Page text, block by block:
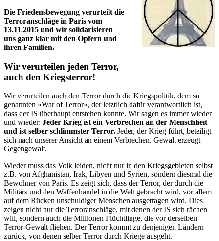
Die Friedensbewegung verurteilt die
Terroranschläge in Paris vom
13.11.2015 und wir solidarisieren
uns ganz klar mit den Opfern und
ihren Familien.
Wir verurteilen jeden Terror,
auch den Kriegsterror!
Wir verurteilen auch den Terror durch die Kriegspolitik, dem so
genannten »War of Terror«, der letztlich dafür verantwortlich ist,
dass der IS überhaupt entstehen konnte. Wir sagen es immer wieder
und wieder: Jeder Krieg ist ein Verbrechen an der Menschheit
und ist selber schlimmster Terror. Jeder, der Krieg führt, beteiligt
sich nach unserer Ansicht an einem Verbrechen. Gewalt erzeugt
Gegengewalt.
Wieder muss das Volk leiden, nicht nur in den Kriegsgebieten selbst
z.B. von Afghanistan, Irak, Libyen und Syrien, sondern diesmal die
Bewohner von Paris. Es zeigt sich, dass der Terror, der durch die
Militärs und den Waffenhandel in die Welt gebracht wird, vor allem
auf dem Rücken unschuldiger Menschen ausgetragen wird. Dies
zeigen nicht nur die Terroranschläge, mit denen der IS sich rächen
will, sondern auch die Millionen Flüchtlinge, die vor derselben
Terror-Gewalt fliehen. Der Terror kommt zu denjenigen Ländern
zurück, von denen selber Terror durch Kriege ausgeht.